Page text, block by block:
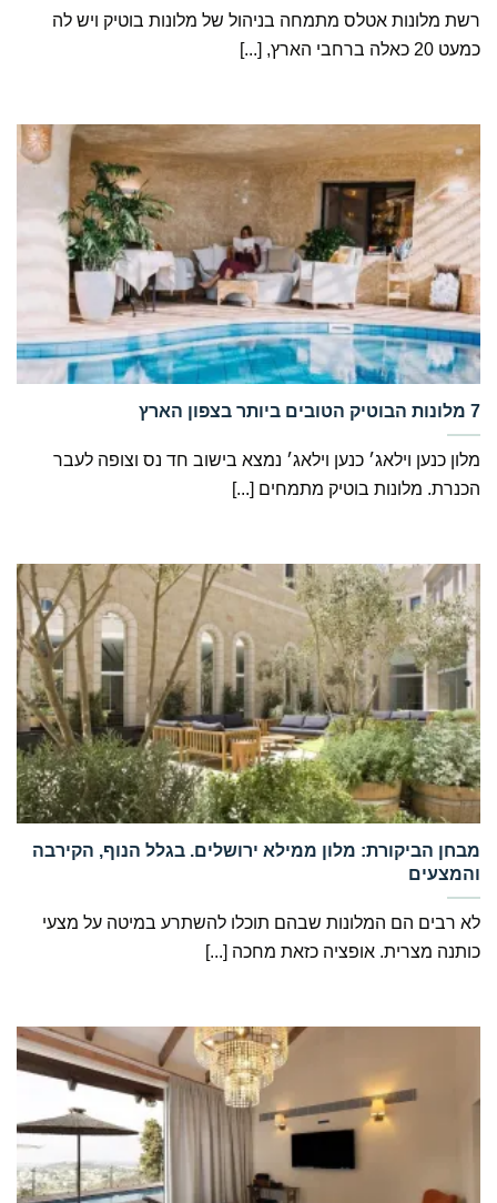
רשת מלונות אטלס מתמחה בניהול של מלונות בוטיק ויש לה
כמעט 20 כאלה ברחבי הארץ, [...]
מלון כנען וילאג׳ כנען וילאג׳ נמצא בישוב חד נס וצופה לעבר
הכנרת. מלונות בוטיק מתמחים [...]
‏מבחן הביקורת: מלון ממילא ירושלים. בגלל הנוף, הקירבה
והמצעים
לא רבים הם המלונות שבהם תוכלו להשתרע במיטה על מצעי
כותנה מצרית. אופציה כזאת מחכה [...]